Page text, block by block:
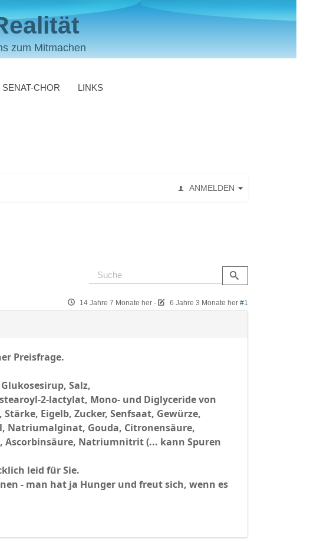
zum Mitmachen
SENAT-CHOR LINKS
ANMELDEN
14 Jahre 7 Monate her- 6 Jahre 3 Monate her #1
Preisfrage.
Salz,
2-lactylat, Mono- und Diglyceride von
Eigelb, Zucker, Senfsaat, Gewürze,
Natriumalginat, Gouda, Citronensäure,
Natriumnitrit (... kann Spuren
leid für Sie.
- man hat ja Hunger und freut sich, wenn es